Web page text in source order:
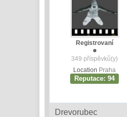
Registrovaní
349 příspěvků(y)
Location Praha
Reputace: 94
Drevorubec